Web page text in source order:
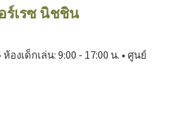
ร์เรซ นิชชิน
ห้องเด็กเล่น: 9:00 - 17:00 น. • ศูนย์